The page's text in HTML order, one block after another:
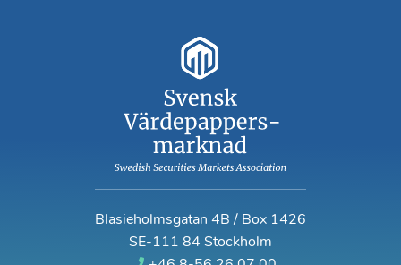
Blasieholmsgatan 4B / Box 1426
SE-111 84 Stockholm